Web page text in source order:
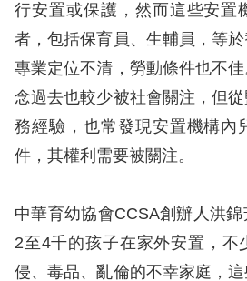
行安置或保護，然而這些安置
者，包括保育員、生輔員，等
專業定位不清，勞動條件也不
念過去也較少被社會關注，但
務經驗，也常發現安置機構內
件，其權利需要被關注。
中華育幼協會CCSA創辦人洪
2至4千的孩子在家外安置，不
侵、毒品、亂倫的不幸家庭，